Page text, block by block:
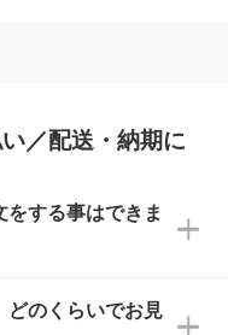
／配送・納期に
する事はできま
にて『ゲストの
どのくらいでお見